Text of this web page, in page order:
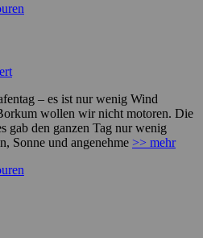
– es ist nur wenig Wind
wollen wir nicht motoren. Die
gab den ganzen Tag nur wenig
Sonne und angenehme >> mehr